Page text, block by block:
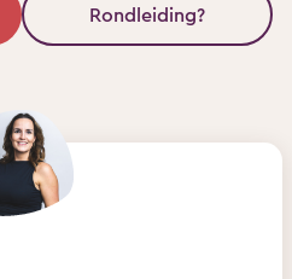
Rondleiding?